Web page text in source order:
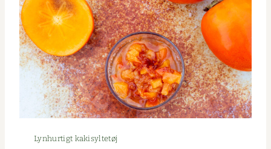
Lyn­hur­tigt kakisyltetøj